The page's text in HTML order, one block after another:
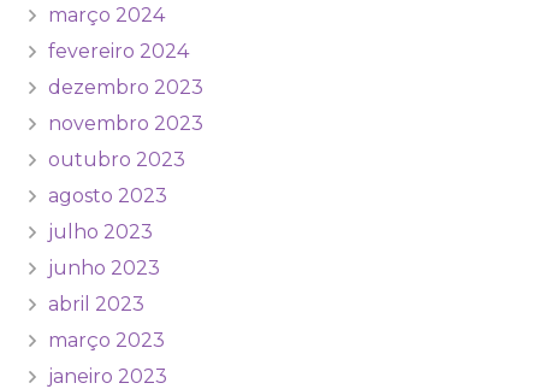
março 2024
fevereiro 2024
dezembro 2023
novembro 2023
outubro 2023
agosto 2023
julho 2023
junho 2023
abril 2023
março 2023
janeiro 2023